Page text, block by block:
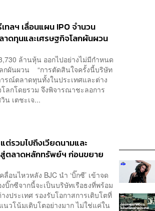
ลฯ เลื่อนแผน IPO จำนวน
ดทุนและเศรษฐกิจโลกผันผวน
ล้านหุ้น ออกไปอย่างไม่มีกำหนด
กผันผวน “การตัดสินใจครั้งนี้บริษัท
รณ์ตลาดทุนทั้งในประเทศและต่าง
ลกโดยรวม จึงพิจารณาชะลอการ
น เตชะเจ...
ต่รวมไปถึงเวียดนามและ
สู่ตลาดหลักทรัพย์ฯ ก่อนขยาย
อนไหวหลัง BJC นำ ‘บิ๊กซี’ เข้าจด
บิ๊กซีจากนี้จะเป็นบริษัทเรือธงที่พร้อม
ประเทศ รองรับโอกาสการเติบโตที่
วโน้มเติบโตอย่างมาก ไม่ใช่แค่ใน